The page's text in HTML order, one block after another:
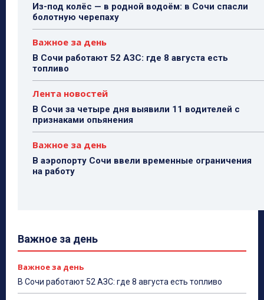
Из-под колёс — в родной водоём: в Сочи спасли
болотную черепаху
Важное за день
В Сочи работают 52 АЗС: где 8 августа есть
топливо
Лента новостей
В Сочи за четыре дня выявили 11 водителей с
признаками опьянения
Важное за день
В аэропорту Сочи ввели временные ограничения
на работу
Важное за день
Важное за день
В Сочи работают 52 АЗС: где 8 августа есть топливо